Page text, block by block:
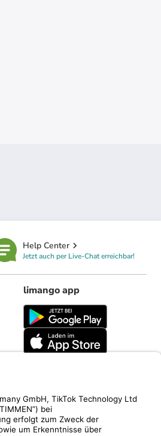
Help Center
Jetzt auch per Live-Chat erreichbar!
limango app